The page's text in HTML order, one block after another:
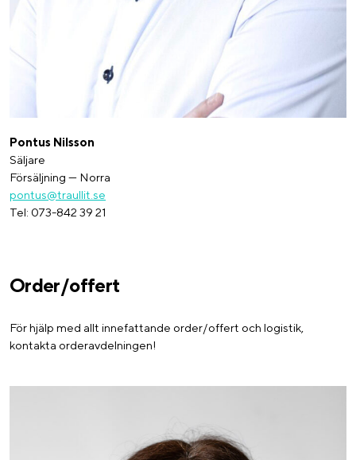
Pontus Nilsson
Säljare
Försäljning — Norra
pontus@traullit.se
Tel: 073-842 39 21
Order/offert
För hjälp med allt innefattande order/offert och logistik,
kontakta orderavdelningen!